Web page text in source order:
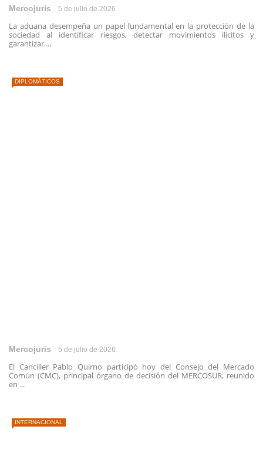
Mercojuris 5 de julio de 2026
La aduana desempeña un papel fundamental en la protección de la
sociedad al identificar riesgos, detectar movimientos ilícitos y
garantizar ...
DIPLOMÁTICOS
Mercojuris 5 de julio de 2026
El Canciller Pablo Quirno participó hoy del Consejo del Mercado
Común (CMC), principal órgano de decisión del MERCOSUR, reunido
en ...
INTERNACIONAL